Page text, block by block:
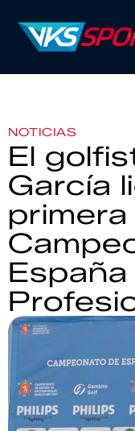
NOTICIAS
El
García
España